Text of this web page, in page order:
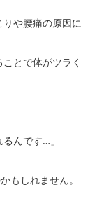
や腰痛の原因に
とで体がツラく
んです…」
もしれません。